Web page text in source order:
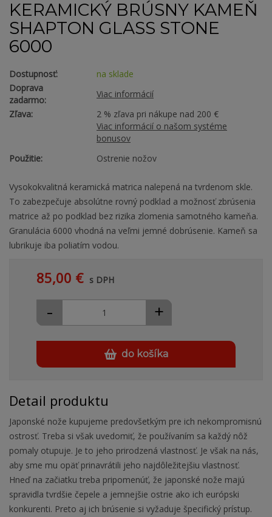
KERAMICKÝ BRÚSNY KAMEŇ
SHAPTON GLASS STONE
6000
Dostupnosť:
na sklade
Doprava
zadarmo:
Viac informácií
Zľava:
2 % zľava pri nákupe nad 200 €
Viac informácií o našom systéme
bonusov
Použitie:
Ostrenie nožov
Vysokokvalitná keramická matrica nalepená na tvrdenom skle.
To zabezpečuje absolútne rovný podklad a možnosť zbrúsenia
matrice až po podklad bez rizika zlomenia samotného kameňa.
Granulácia 6000 vhodná na veľmi jemné dobrúsenie. Kameň sa
lubrikuje iba poliatím vodou.
85,00 € s DPH
+
-
do košíka
Detail produktu
Japonské nože kupujeme predovšetkým pre ich nekompromisnú
ostrosť. Treba si však uvedomiť, že používaním sa každý nôž
pomaly otupuje. Je to jeho prirodzená vlastnosť. Je však na nás,
aby sme mu opäť prinavrátili jeho najdôležitejšiu vlastnosť.
Hneď na začiatku treba pripomenúť, že japonské nože majú
spravidla tvrdšie čepele a jemnejšie ostrie ako ich európski
konkurenti. Preto aj ich brúsenie si vyžaduje špecifický prístup.